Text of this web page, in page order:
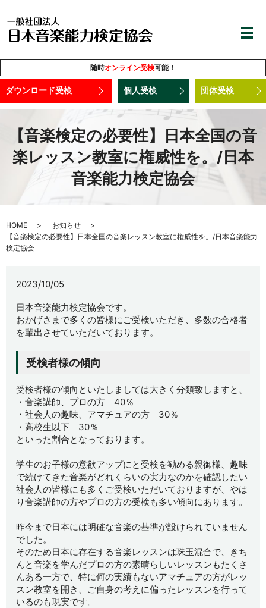
随時オンライン受検可能！
ダウンロード受検 個人受検 団体受検
【音楽検定の必要性】日本全国の音
楽レッスン教室に権威性を。/日本
音楽能力検定協会
HOME
お知らせ
【音楽検定の必要性】日本全国の音楽レッスン教室に権威性を。/日本音楽能力
検定協会
2023/10/05
日本音楽能力検定協会です。
おかげさまで多くの皆様にご受検いただき、多数の合格者
を輩出させていただいております。
受検者様の傾向
受検者様の傾向といたしましては大きく分類致しますと、
・音楽講師、プロの方 40％
・社会人の趣味、アマチュアの方 30％
・高校生以下 30％
といった割合となっております。
学生のお子様の意欲アップにと受検を勧める親御様、趣味
で続けてきた音楽がどれくらいの実力なのかを確認したい
社会人の皆様にも多くご受検いただいておりますが、やは
り音楽講師の方やプロの方の受検も多い傾向にあります。
昨今まで日本には明確な音楽の基準が設けられていません
でした。
そのため日本に存在する音楽レッスンは珠玉混合で、きち
んと音楽を学んだプロの方の素晴らしいレッスンもたくさ
んある一方で、特に何の実績もないアマチュアの方がレッ
スン教室を開き、ご自身の考えに偏ったレッスンを行って
いるのも現実です。